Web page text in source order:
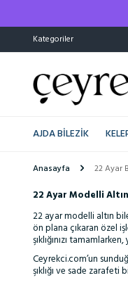
Kategoriler
AJDA BILEZIK
Anasayfa 22 Ayar
22 Ayar Modelli
22 ayar modelli altın
ön plana çıkaran özel
şıklığınızı
Ceyrekci.com’un
şıklığı ve sade